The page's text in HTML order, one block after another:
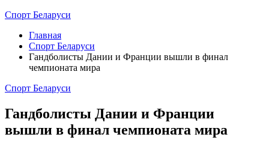
Спорт Беларуси
Главная
Спорт Беларуси
Гандболисты Дании и Франции вышли в финал
чемпионата мира
Спорт Беларуси
Гандболисты Дании и Франции
вышли в финал чемпионата мира